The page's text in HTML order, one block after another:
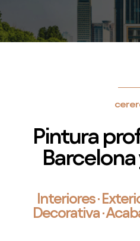
Pintura
Barcelona
Interiores ·
Decorativa ·